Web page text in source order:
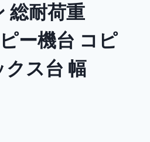
総耐荷重
ー機台 コピ
クス台 幅